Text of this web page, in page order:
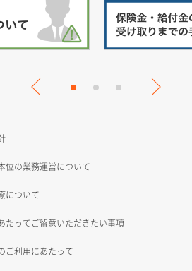
位の業務運営について
について
たってご留意いただきたい事項
ご利用にあたって